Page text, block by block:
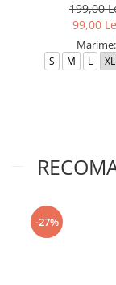
199,00
99,00
Marime:
S M L XL
-27%